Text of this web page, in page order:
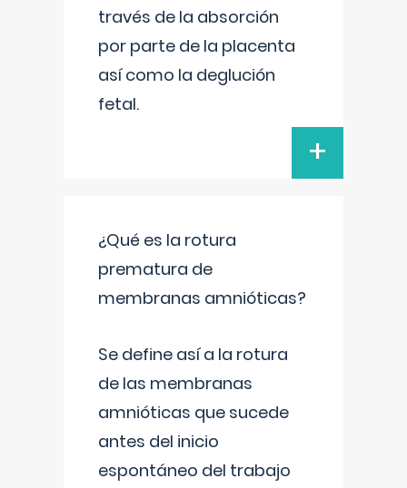
través de la absorción
por parte de la placenta
así como la deglución
fetal.
+
¿Qué es la rotura
prematura de
membranas amnióticas?
Se define así a la rotura
de las membranas
amnióticas que sucede
antes del inicio
espontáneo del trabajo